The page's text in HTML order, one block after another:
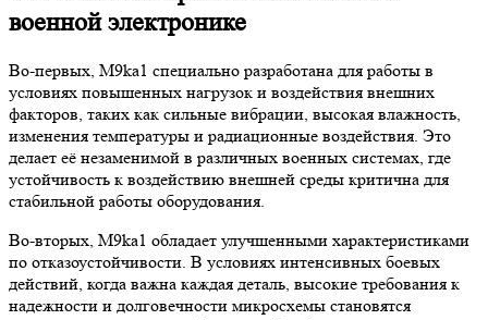
военной электронике
Во-первых, M9ka1 специально разработана для работы в
условиях повышенных нагрузок и воздействия внешних
факторов, таких как сильные вибрации, высокая влажность,
изменения температуры и радиационные воздействия. Это
делает её незаменимой в различных военных системах, где
устойчивость к воздействию внешней среды критична для
стабильной работы оборудования.
Во-вторых, M9ka1 обладает улучшенными характеристиками
по отказоустойчивости. В условиях интенсивных боевых
действий, когда важна каждая деталь, высокие требования к
надежности и долговечности микросхемы становятся